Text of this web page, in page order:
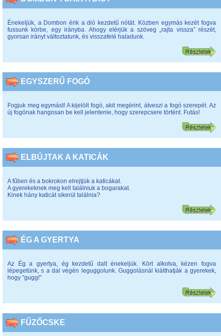
Énekeljük, a Dombon érik a dió kezdetű nótát. Közben egymás kezét fogva
fussunk körbe, egy irányba. Ahogy elérjük a szöveg „rajta vissza” részét,
gyorsan irányt változtatunk, és visszafelé haladunk.
EGYSZERŰ FOGÓ
Fogjuk meg egymást! A kijelölt fogó, akit megérint, átveszi a fogó szerepét. Az
új fogónak hangosan be kell jelentenie, hogy szerepcsere történt. Futás!
ELBÚJTAK A KATICÁK
A fűben és a bokrokon elrejtjük a katicákat.
A gyerekeknek meg kell találniuk a bogarakat.
Kinek hány katicát sikerül találnia?
ÉG A GYERTYA
Az Ég a gyertya, ég kezdetű dalt énekeljük. Kört alkotva, kézen fogva
lépegetünk, s a dal végén leguggolunk. Guggolásnál kiálthatják a gyerekek,
hogy "gugg!"
FŰZŐCSKE